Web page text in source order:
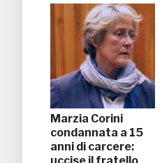
Marzia Corini
condannata a 15
anni di carcere: